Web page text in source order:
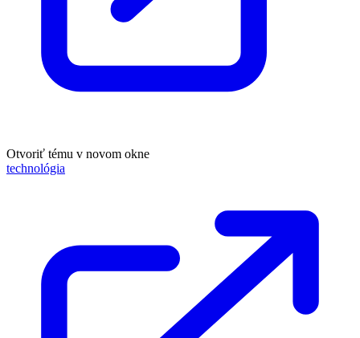
Otvoriť tému v novom okne
technológia